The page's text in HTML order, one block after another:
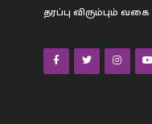
தரப்பு விரும்பும்